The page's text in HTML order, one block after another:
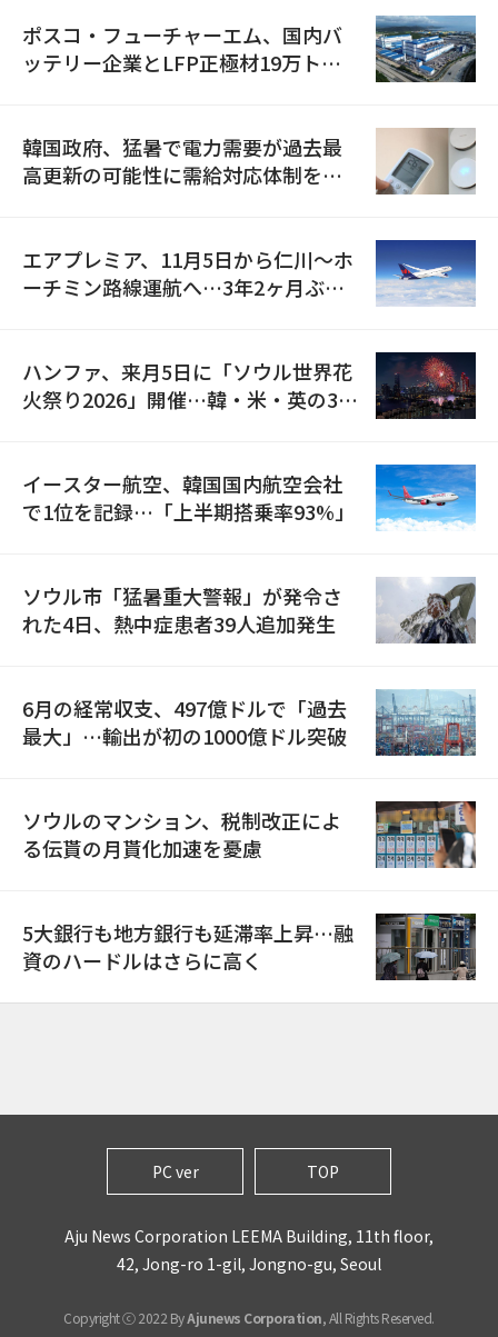
ポスコ・フューチャーエム、国内バ
ッテリー企業とLFP正極材19万トン
韓国政府、猛暑で電力需要が過去最
高更新の可能性に需給対応体制を点
エアプレミア、11月5日から仁川〜ホ
ーチミン路線運航へ…3年2ヶ月ぶり
ハンファ、来月5日に「ソウル世界花
火祭り2026」開催…韓・米・英の3カ
イースター航空、韓国国内航空会社
で1位を記録…「上半期搭乗率93%」
ソウル市「猛暑重大警報」が発令さ
れた4日、熱中症患者39人追加発生
6月の経常収支、497億ドルで「過去
最大」…輸出が初の1000億ドル突破
ソウルのマンション、税制改正によ
る伝貰の月貰化加速を憂慮
5大銀行も地方銀行も延滞率上昇…融
資のハードルはさらに高く
PC ver TOP
Aju News Corporation LEEMA Building, 11th floor,
42, Jong-ro 1-gil, Jongno-gu, Seoul
Copyright ⓒ 2022 ByAjunews Corporation, All Rights Reserved.